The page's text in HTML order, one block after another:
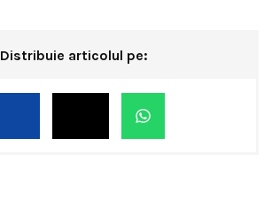
Distribuie articolul pe: